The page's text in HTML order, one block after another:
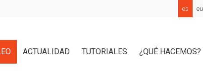
es eu
ACTUALIDAD TUTORIALES ¿QUÉ HACEMOS?